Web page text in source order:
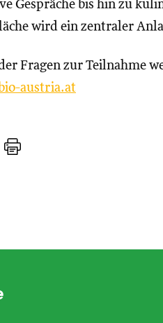
Gespräche bis hin zu
wird ein zentraler
Fragen zur Teilnahme
austria.at